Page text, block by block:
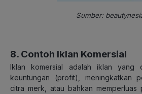
Sumber:
8. Contoh Iklan Komersial
Iklan komersial adalah iklan yang
keuntungan (profit), meningkatkan
citra merk, atau bahkan memperluas